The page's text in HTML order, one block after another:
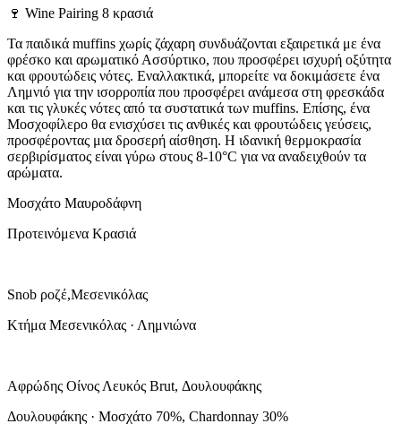
🍷 Wine Pairing 8 κρασιά
Τα παιδικά muffins χωρίς ζάχαρη συνδυάζονται εξαιρετικά με ένα
φρέσκο και αρωματικό Ασσύρτικο, που προσφέρει ισχυρή οξύτητα
και φρουτώδεις νότες. Εναλλακτικά, μπορείτε να δοκιμάσετε ένα
Λημνιό για την ισορροπία που προσφέρει ανάμεσα στη φρεσκάδα
και τις γλυκές νότες από τα συστατικά των muffins. Επίσης, ένα
Μοσχοφίλερο θα ενισχύσει τις ανθικές και φρουτώδεις γεύσεις,
προσφέροντας μια δροσερή αίσθηση. Η ιδανική θερμοκρασία
σερβιρίσματος είναι γύρω στους 8-10°C για να αναδειχθούν τα
αρώματα.
Μοσχάτο Μαυροδάφνη
Προτεινόμενα Κρασιά
Snob ροζέ,Μεσενικόλας
Κτήμα Μεσενικόλας · Λημνιώνα
Αφρώδης Οίνος Λευκός Brut, Δουλουφάκης
Δουλουφάκης · Μοσχάτο 70%, Chardonnay 30%